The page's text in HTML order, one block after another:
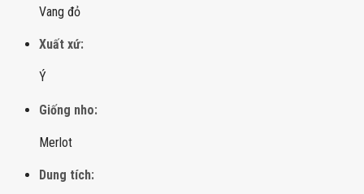
Vang đỏ
Xuất xứ:
Ý
Giống nho:
Merlot
Dung tích: